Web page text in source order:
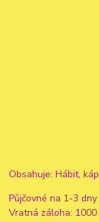
Obsahuje: Hábit,
Půjčovné na 1-3
Vratná záloha: 1000